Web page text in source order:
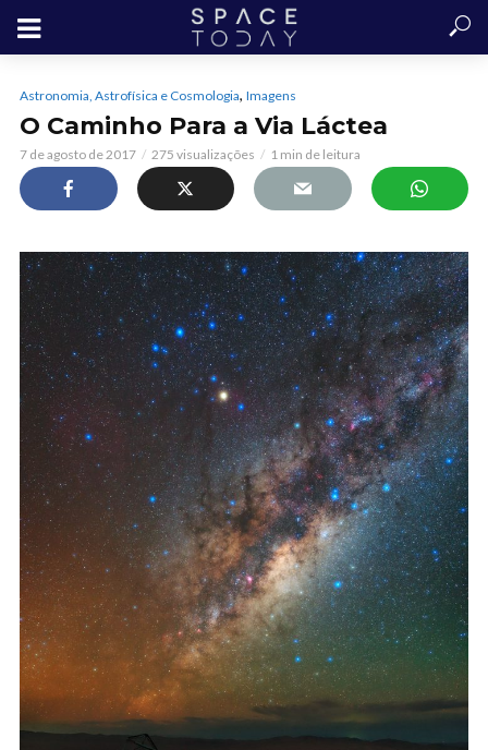
Astronomia, Astrofísica e Cosmologia, Imagens
O Caminho Para a Via Láctea
7 de agosto de 2017 275 visualizações 1 min de leitura